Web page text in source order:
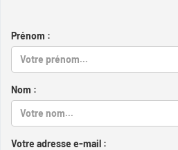
Prénom :
Nom :
Votre adresse e-mail :